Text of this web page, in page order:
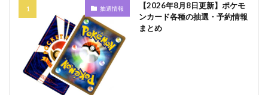
抽選情報
【2026年8月8日更新】ポケモ
ンカード各種の抽選・予約情報
まとめ